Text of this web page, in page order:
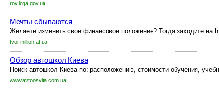
rov.loga.gov.ua
Мечты сбываются
Желаете изменить свое финансовое положение? Тогда заходите на
tvoi-million.at.ua
Обзор автошкол Киева
Поиск автошкол Киева по: расположению, стоимости обучения,
www.avtoosvita.com.ua